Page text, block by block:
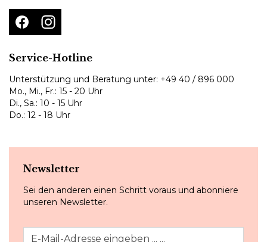
Service-Hotline
Unterstützung und Beratung unter: +49 40 / 896 000
Mo., Mi., Fr.: 15 - 20 Uhr
Di., Sa.: 10 - 15 Uhr
Do.: 12 - 18 Uhr
Newsletter
Sei den anderen einen Schritt voraus und abonniere
unseren Newsletter.